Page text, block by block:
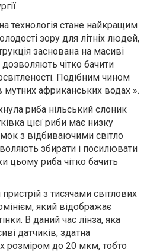
технологія стане найкращим
зору для літніх людей,
заснована на масиві
дозволяють чітко бачити
Подібним чином
мутних африканських водах ».
риба нільський слоник
цієї риби має низку
з відбиваючими світло
збирати і посилювати
цьому риба чітко бачить
з тисячами світлових
який відображає
В даний час лінза, яка
датчиків, здатна
розміром до 20 мкм, тобто